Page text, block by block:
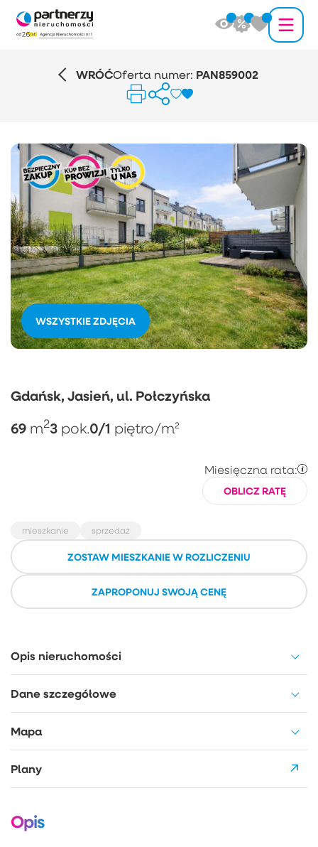
WRÓĆOferta numer: PAN859002
WSZYSTKIE ZDJĘCIA
Gdańsk, Jasień, ul. Połczyńska
69 m23 pok.0/1 piętro/m²
Miesięczna rata:
OBLICZ RATĘ
mieszkanie sprzedaż
ZOSTAW MIESZKANIE W ROZLICZENIU
ZAPROPONUJ SWOJĄ CENĘ
Opis nieruchomości
Dane szczegółowe
Mapa
Plany
Opis